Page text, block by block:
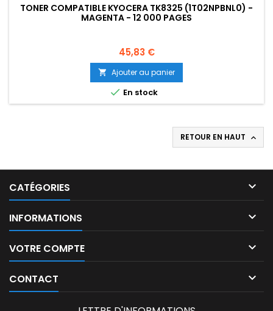
TONER COMPATIBLE KYOCERA TK8325 (1T02NPBNL0) -
MAGENTA - 12 000 PAGES
Prix
45,83 €
 Ajouter au panier
 En stock
RETOUR EN HAUT 
CATÉGORIES 
INFORMATIONS 
VOTRE COMPTE 
CONTACT 